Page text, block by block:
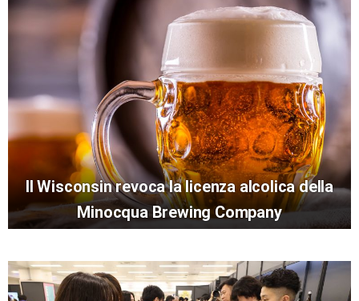
Il Wisconsin revoca la licenza alcolica della
Minocqua Brewing Company